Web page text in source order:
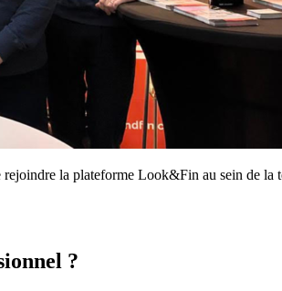
la plateforme Look&Fin au sein de la
?